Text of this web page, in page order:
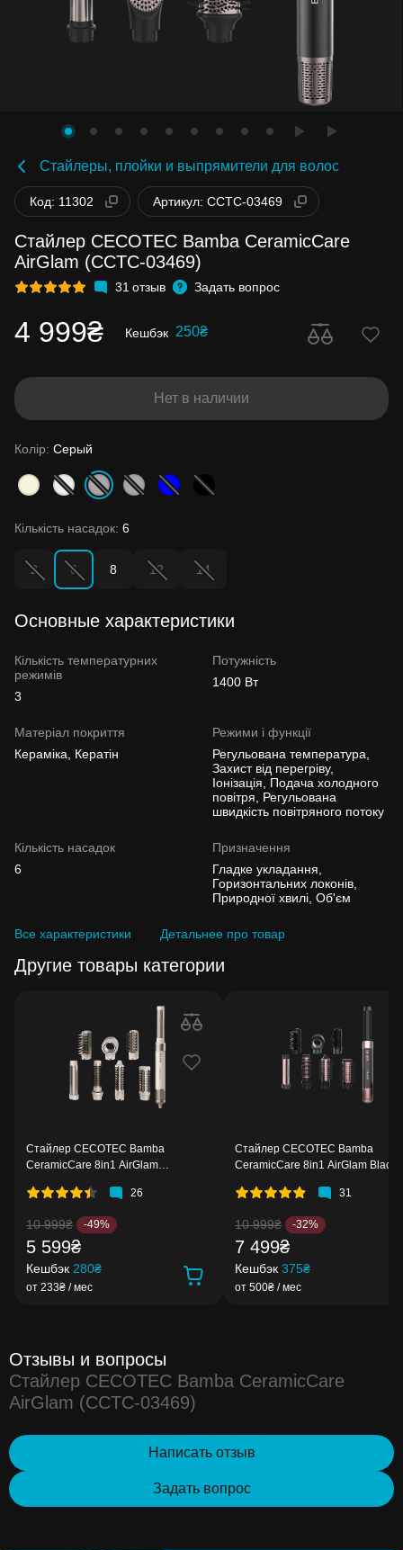
Стайлеры, плойки и выпрямители для волос
Код: 11302 Артикул: CCTC-03469
Стайлер CECOTEC Bamba CeramicCare
AirGlam (CCTC-03469)
31 отзыв Задать вопрос
4 999₴ Кешбэк 250₴
Нет в наличии
Колір: Серый
Кількість насадок: 6
2 6 8 12 14
Основные характеристики
Кількість температурних
режимів
3
Потужність
1400 Вт
Матеріал покриття
Кераміка, Кератін
Режими і функції
Регульована температура,
Захист від перегріву,
Іонізація, Подача холодного
повітря, Регульована
швидкість повітряного потоку
Кількість насадок
6
Призначення
Гладке укладання,
Горизонтальних локонів,
Природної хвилі, Об'єм
Все характеристики Детальнее про товар
Другие товары категории
Стайлер CECOTEC Bamba
CeramicCare 8in1 AirGlam
26
10 999₴ -49%
5 599₴
Кешбэк 280₴
от 233₴ / мес
Стайлер CECOTEC Bamba
CeramicCare 8in1 AirGlam Black
31
10 999₴ -32%
7 499₴
Кешбэк 375₴
от 500₴ / мес
Отзывы и вопросы
Стайлер CECOTEC Bamba CeramicCare
AirGlam (CCTC-03469)
Написать отзыв
Задать вопрос